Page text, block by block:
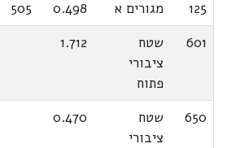
125
מגורים א 0.498
505
601
שטח
ציבורי
פתוח
1.712
650
שטח
ציבורי
0.470